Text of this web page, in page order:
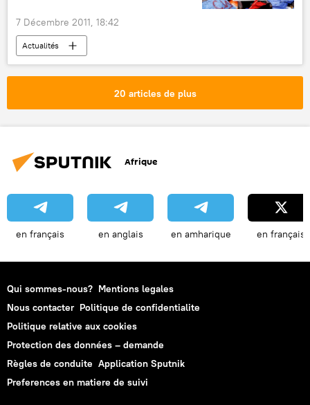
7 Décembre 2011, 18:42
Actualités
20 articles de plus
Afrique
en français en anglais en amharique en français
Qui sommes-nous? Mentions legales
Nous contacter Politique de confidentialite
Politique relative aux cookies
Protection des données – demande
Règles de conduite Application Sputnik
Preferences en matiere de suivi